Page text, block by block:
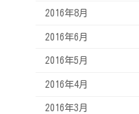
2016年8月
2016年6月
2016年5月
2016年4月
2016年3月